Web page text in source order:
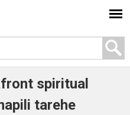
spiritual
tarehe